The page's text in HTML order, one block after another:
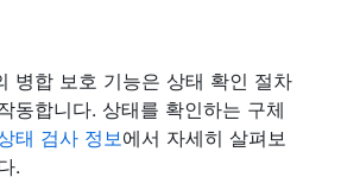
병합 보호 기능은 상태 확인 절차
동합니다. 상태를 확인하는 구체
태 검사 정보에서 자세히 살펴보
.